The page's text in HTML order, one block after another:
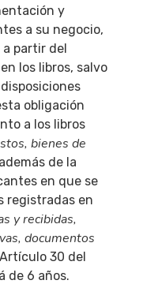
y
a su negocio,
partir del
los libros, salvo
obligación
a los libros
bienes de
además de la
en que se
registradas en
y recibidas,
documentos
30 del
de 6 años.